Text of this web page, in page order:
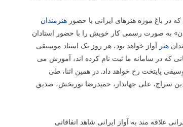
باغ موزه هنرهای ایرانی با حضور هنرمندان
به صورت رسمی کار خویش را با حضور استادان
هنر آواز خواهد بود، هر روز یک استاد موسیقی
که در سامانه ما ثبت نام کرده اند، آموزش می
پایتخت رخ خواهد داد. در همین اثنا، طی
سراج، علی جهاندار، حمیدرضا نوربخش، صدیق
علاقه مند به آواز ایرانی شاهد اتفاقاتی